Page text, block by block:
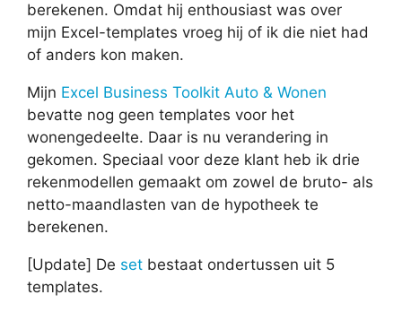
berekenen. Omdat hij enthousiast was over
mijn Excel-templates vroeg hij of ik die niet had
of anders kon maken.
Mijn Excel Business Toolkit Auto & Wonen
bevatte nog geen templates voor het
wonengedeelte. Daar is nu verandering in
gekomen. Speciaal voor deze klant heb ik drie
rekenmodellen gemaakt om zowel de bruto- als
netto-maandlasten van de hypotheek te
berekenen.
[Update] De set bestaat ondertussen uit 5
templates.